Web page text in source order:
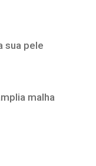
sua pele
malha